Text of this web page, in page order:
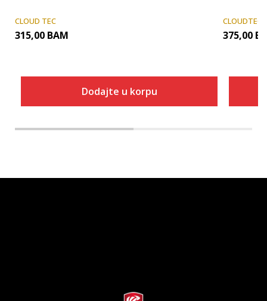
CLOUD TEC
315,00 BAM
Dodajte u korpu
CLOUDTEC
375,00